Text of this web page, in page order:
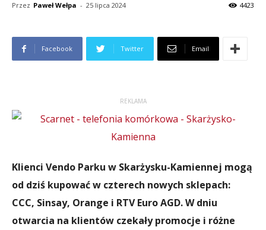
Przez Paweł Wełpa - 25 lipca 2024 4423
Facebook Twitter Email
REKLAMA
Klienci Vendo Parku w Skarżysku-Kamiennej mogą
od dziś kupować w czterech nowych sklepach:
CCC, Sinsay, Orange i RTV Euro AGD. W dniu
otwarcia na klientów czekały promocje i różne